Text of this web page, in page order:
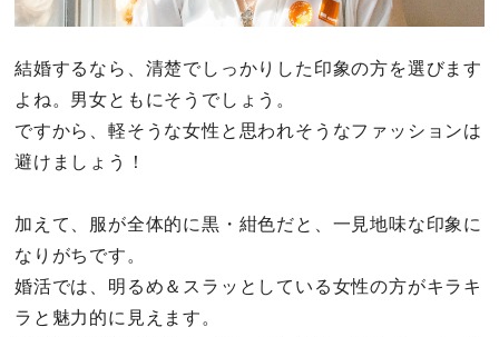
結婚するなら、清楚でしっかりした印象の方を選びます
よね。男女ともにそうでしょう。
ですから、軽そうな女性と思われそうなファッションは
避けましょう！
加えて、服が全体的に黒・紺色だと、一見地味な印象に
なりがちです。
婚活では、明るめ＆スラッとしている女性の方がキラキ
ラと魅力的に見えます。